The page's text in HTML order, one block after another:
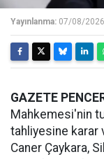
Yayınlanma: 07/08/
GAZETE
Mahkemesi'nin
tahliyesine karar
Caner Çaykara,